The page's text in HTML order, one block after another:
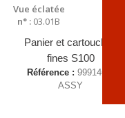
Vue éclatée
n° : 03.01B
Panier et cartouches
fines S100
Référence : 9991460-
ASSY